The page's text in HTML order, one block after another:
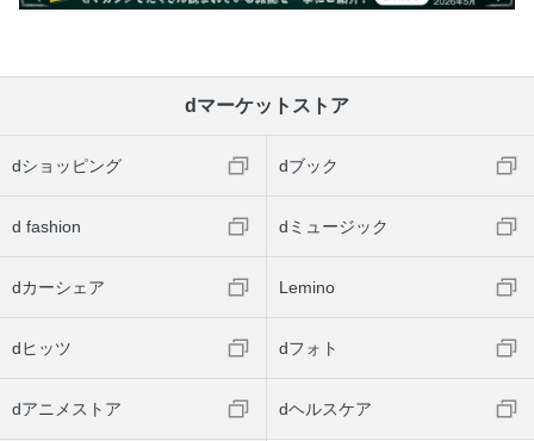
dマーケットストア
dショッピング dブック
d fashion dミュージック
dカーシェア Lemino
dヒッツ dフォト
dアニメストア dヘルスケア